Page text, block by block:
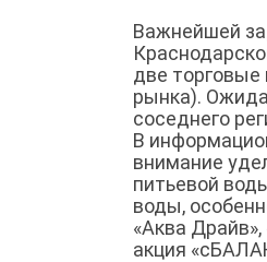
Важнейшей
две торговые
рынка).
соседнего
В
внимание
питьевой
воды,
«Аква
акция